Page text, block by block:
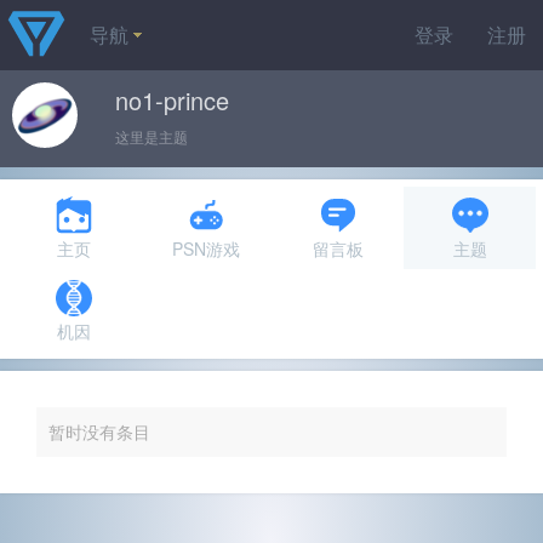
登录 注册
导航
no1-prince
这里是主题
主页 PSN游戏 留言板 主题
机因
暂时没有条目